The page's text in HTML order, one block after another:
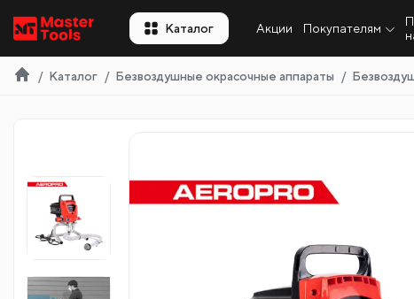
RU
Каталог Акции Покупателям
Каталог Безвоздушные окрасочные аппараты